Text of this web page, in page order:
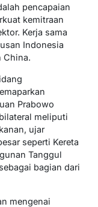
pencapaian
kemitraan
Kerja sama
Indonesia
China.
Prabowo
meliputi
ujar
seperti Kereta
Tanggul
bagian dari
mengenai